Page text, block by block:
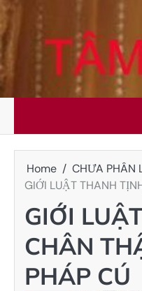
Skip
to
content
Home
CHƯA PHÂN
GIỚI LUẬT THANH
GIỚI
CHÂN
PHÁP CÚ